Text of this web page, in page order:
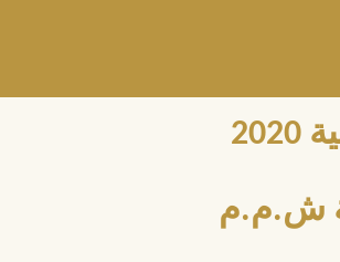
ش.م.م